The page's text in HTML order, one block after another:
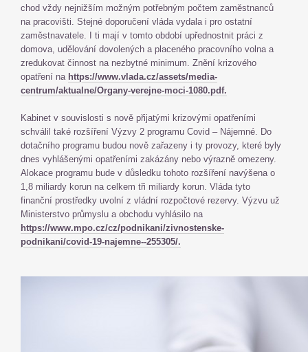
chod vždy nejnižším možným potřebným počtem zaměstnanců
na pracovišti. Stejné doporučení vláda vydala i pro ostatní
zaměstnavatele. I ti mají v tomto období upřednostnit práci z
domova, udělování dovolených a placeného pracovního volna a
zredukovat činnost na nezbytné minimum. Znění krizového
opatření na https://www.vlada.cz/assets/media-
centrum/aktualne/Organy-verejne-moci-1080.pdf.
Kabinet v souvislosti s nově přijatými krizovými opatřeními
schválil také rozšíření Výzvy 2 programu Covid – Nájemné. Do
dotačního programu budou nově zařazeny i ty provozy, které byly
dnes vyhlášenými opatřeními zakázány nebo výrazně omezeny.
Alokace programu bude v důsledku tohoto rozšíření navýšena o
1,8 miliardy korun na celkem tři miliardy korun. Vláda tyto
finanční prostředky uvolní z vládní rozpočtové rezervy. Výzvu už
Ministerstvo průmyslu a obchodu vyhlásilo na
https://www.mpo.cz/cz/podnikani/zivnostenske-
podnikani/covid-19-najemne--255305/.